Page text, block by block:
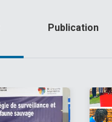
Publication